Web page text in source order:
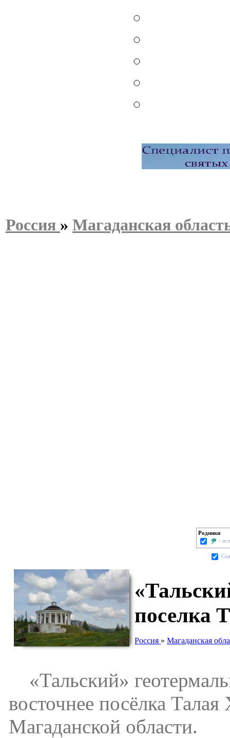
Россия » Магаданская
Родники
-
поселка
Россия »Магаданская
«Тальский»
восточнее посёлка
Магаданской области.